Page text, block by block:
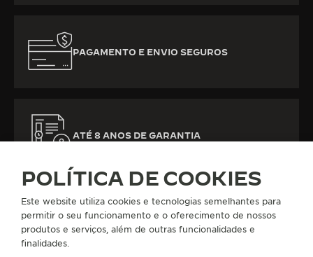
PAGAMENTO E ENVIO SEGUROS
ATÉ 8 ANOS DE GARANTIA
POLÍTICA DE COOKIES
Este website utiliza cookies e tecnologias semelhantes para
permitir o seu funcionamento e o oferecimento de nossos
produtos e serviços, além de outras funcionalidades e
finalidades.